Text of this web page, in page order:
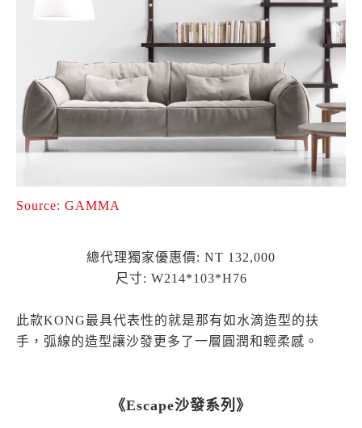
Source: GAMMA
總代理獨家優惠價: NT 132,000
尺寸: W214*103*H76
此款KONG最具代表性的就是那有如水滴造型的扶
手，弧線的造型讓沙發更多了一層圓潤和輕柔感。
《Escape沙發系列》